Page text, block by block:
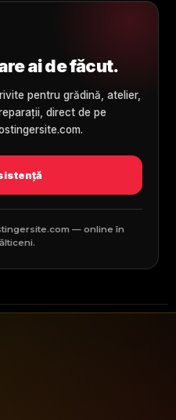
ai de făcut.
pentru grădină, atelier,
direct de pe
— online în